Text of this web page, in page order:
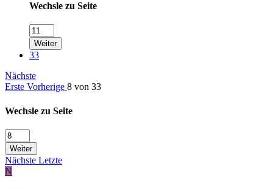
Wechsle zu Seite
Weiter
33
Nächste
Erste Vorherige 8 von 33
Wechsle zu Seite
Weiter
Nächste Letzte
N